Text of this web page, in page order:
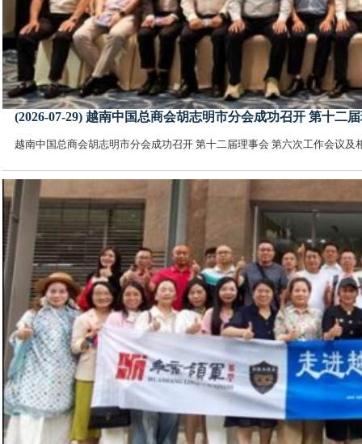
(2026-07-29) 越南中国总商会胡志明市分会成功召开 第十二
越南中国总商会胡志明市分会成功召开 第十二届理事会 第六次工作会议